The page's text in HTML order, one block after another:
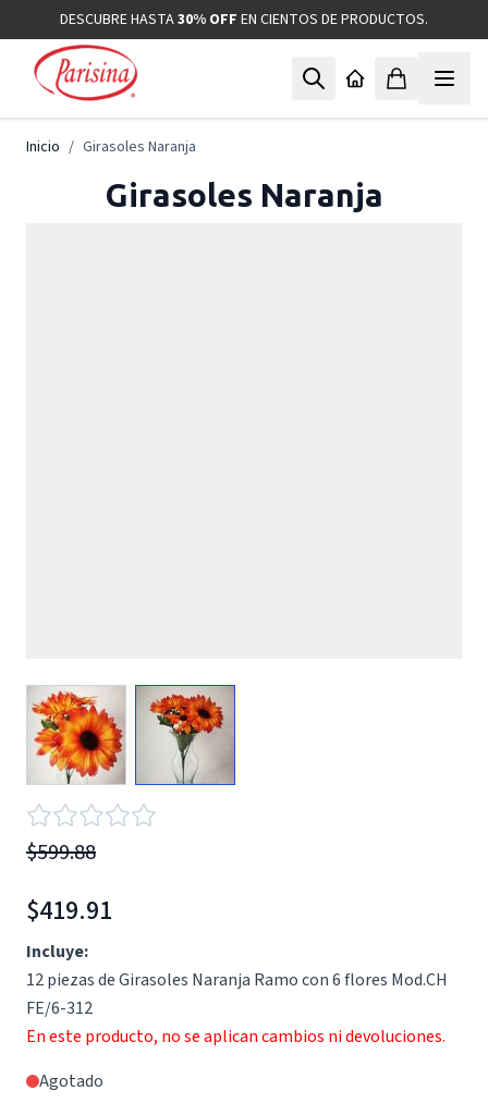
Ir al contenidoDESCUBRE HASTA30% OFF EN CIENTOS DE PRODUCTOS.
Inicio / Girasoles Naranja
Girasoles Naranja
View larger imageView larger image
$599.88
$419.91
Incluye:
12 piezas de Girasoles Naranja Ramo con 6 flores Mod.CH
FE/6-312
En este producto, no se aplican cambios ni devoluciones.
Agotado